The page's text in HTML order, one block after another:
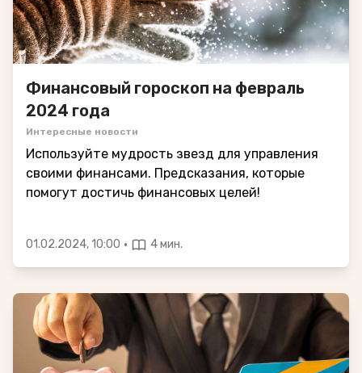
Финансовый гороскоп на февраль
2024 года
Интересные новости
Используйте мудрость звезд для управления
своими финансами. Предсказания, которые
помогут достичь финансовых целей!
01.02.2024, 10:00 · 4 мин.